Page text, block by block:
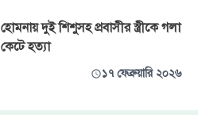
হোমনায় দুই শিশুসহ প্রবাসীর স্ত্রীকে গলা
কেটে হত্যা
১৭ ফেব্রুয়ারি ২০২৬